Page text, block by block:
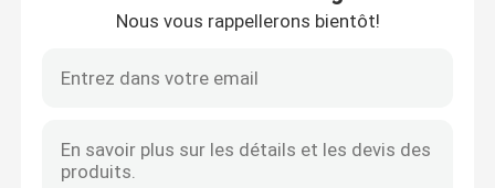
Nous vous rappellerons bientôt!